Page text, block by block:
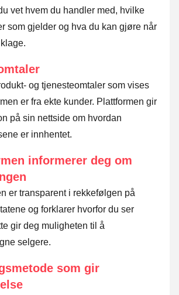
vet hvem du handler med, hvilke
som gjelder og hva du kan gjøre når
og tjenesteomtaler som vises
er fra ekte kunder. Plattformen gir
på sin nettside om hvordan
er innhentet.
informerer deg om
er transparent i rekkefølgen på
og forklarer hvorfor du ser
gir deg muligheten til å
selgere.
som gir